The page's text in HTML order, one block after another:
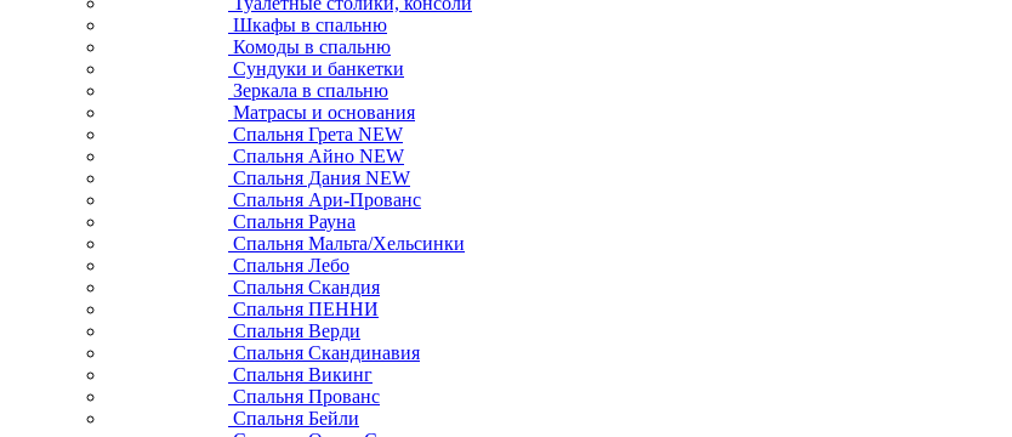
Шкафы в спальню
Комоды в спальню
Сундуки и банкетки
Зеркала в спальню
Матрасы и основания
Спальня Грета NEW
Спальня Айно NEW
Спальня Дания NEW
Спальня Ари-Прованс
Спальня Рауна
Спальня Мальта/Хельсинки
Спальня Лебо
Спальня Скандия
Спальня ПЕННИ
Спальня Верди
Спальня Скандинавия
Спальня Викинг
Спальня Прованс
Спальня Бейли